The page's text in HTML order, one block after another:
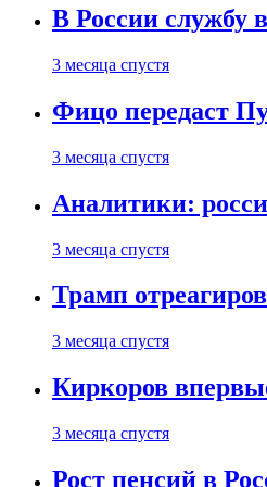
В России службу
3 месяца спустя
Фицо передаст
3 месяца спустя
Аналитики:
3 месяца спустя
Трамп
3 месяца спустя
Киркоров
3 месяца спустя
Рост пенсий в